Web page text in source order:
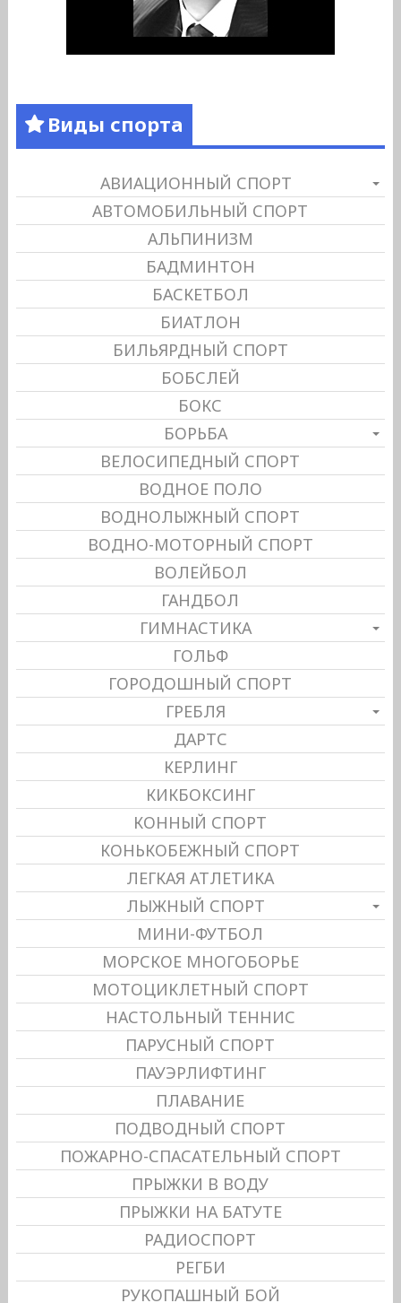
Виды спорта
АВИАЦИОННЫЙ СПОРТ
АВТОМОБИЛЬНЫЙ СПОРТ
АЛЬПИНИЗМ
БАДМИНТОН
БАСКЕТБОЛ
БИАТЛОН
БИЛЬЯРДНЫЙ СПОРТ
БОБСЛЕЙ
БОКС
БОРЬБА
ВЕЛОСИПЕДНЫЙ СПОРТ
ВОДНОЕ ПОЛО
ВОДНОЛЫЖНЫЙ СПОРТ
ВОДНО-МОТОРНЫЙ СПОРТ
ВОЛЕЙБОЛ
ГАНДБОЛ
ГИМНАСТИКА
ГОЛЬФ
ГОРОДОШНЫЙ СПОРТ
ГРЕБЛЯ
ДАРТС
КЕРЛИНГ
КИКБОКСИНГ
КОННЫЙ СПОРТ
КОНЬКОБЕЖНЫЙ СПОРТ
ЛЕГКАЯ АТЛЕТИКА
ЛЫЖНЫЙ СПОРТ
МИНИ-ФУТБОЛ
МОРСКОЕ МНОГОБОРЬЕ
МОТОЦИКЛЕТНЫЙ СПОРТ
НАСТОЛЬНЫЙ ТЕННИС
ПАРУСНЫЙ СПОРТ
ПАУЭРЛИФТИНГ
ПЛАВАНИЕ
ПОДВОДНЫЙ СПОРТ
ПОЖАРНО-СПАСАТЕЛЬНЫЙ СПОРТ
ПРЫЖКИ В ВОДУ
ПРЫЖКИ НА БАТУТЕ
РАДИОСПОРТ
РЕГБИ
РУКОПАШНЫЙ БОЙ